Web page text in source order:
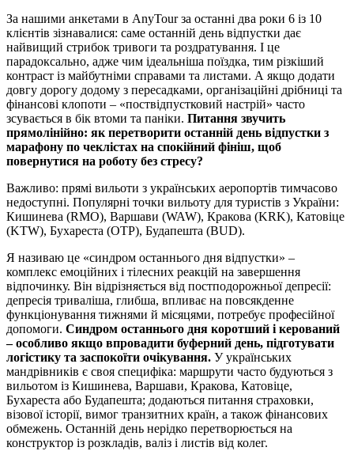
За нашими анкетами в AnyTour за останні два роки 6 із 10
клієнтів зізнавалися: саме останній день відпустки дає
найвищий стрибок тривоги та роздратування. І це
парадоксально, адже чим ідеальніша поїздка, тим різкіший
контраст із майбутніми справами та листами. А якщо додати
довгу дорогу додому з пересадками, організаційні дрібниці та
фінансові клопоти – «поствідпустковий настрій» часто
зсувається в бік втоми та паніки. Питання звучить
прямолінійно: як перетворити останній день відпустки з
марафону по чеклістах на спокійний фініш, щоб
повернутися на роботу без стресу?
Важливо: прямі вильоти з українських аеропортів тимчасово
недоступні. Популярні точки вильоту для туристів з України:
Кишинева (RMO), Варшави (WAW), Кракова (KRK), Катовіце
(KTW), Бухареста (OTP), Будапешта (BUD).
Я називаю це «синдром останнього дня відпустки» –
комплекс емоційних і тілесних реакцій на завершення
відпочинку. Він відрізняється від постподорожньої депресії:
депресія триваліша, глибша, впливає на повсякденне
функціонування тижнями й місяцями, потребує професійної
допомоги. Синдром останнього дня коротший і керований
– особливо якщо впровадити буферний день, підготувати
логістику та заспокоїти очікування. У українських
мандрівників є своя специфіка: маршрути часто будуються з
вильотом із Кишинева, Варшави, Кракова, Катовіце,
Бухареста або Будапешта; додаються питання страховки,
візової історії, вимог транзитних країн, а також фінансових
обмежень. Останній день нерідко перетворюється на
конструктор із розкладів, валіз і листів від колег.